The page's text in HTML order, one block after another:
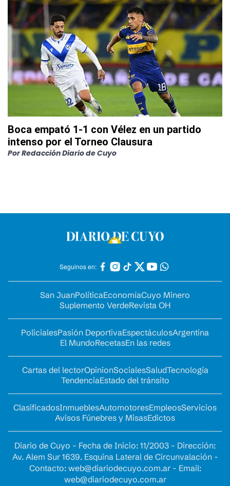
Boca empató 1-1 con Vélez en un partido
intenso por el Torneo Clausura
PorRedacción Diario de Cuyo
Seguinos en:
San JuanPolíticaEconomíaCuyo Minero
Suplemento VerdeRevista OH
PolicialesPasión DeportivaEspectáculosArgentina
El MundoRecetasEn las redes
Cartas del lectorOpinionSocialesSaludTecnología
TendenciaEstado del tránsito
ClasificadosInmueblesAutomotoresEmpleosServicios
Avisos Fúnebres y MisasEdictos
Diario de Cuyo - Fecha de Inicio: 11/2003 - Dirección:
Av. Alem Sur 1639. Esquina Lateral de Circunvalación -
Contacto: web@diariodecuyo.com.ar- Email:
web@diariodecuyo.com.ar